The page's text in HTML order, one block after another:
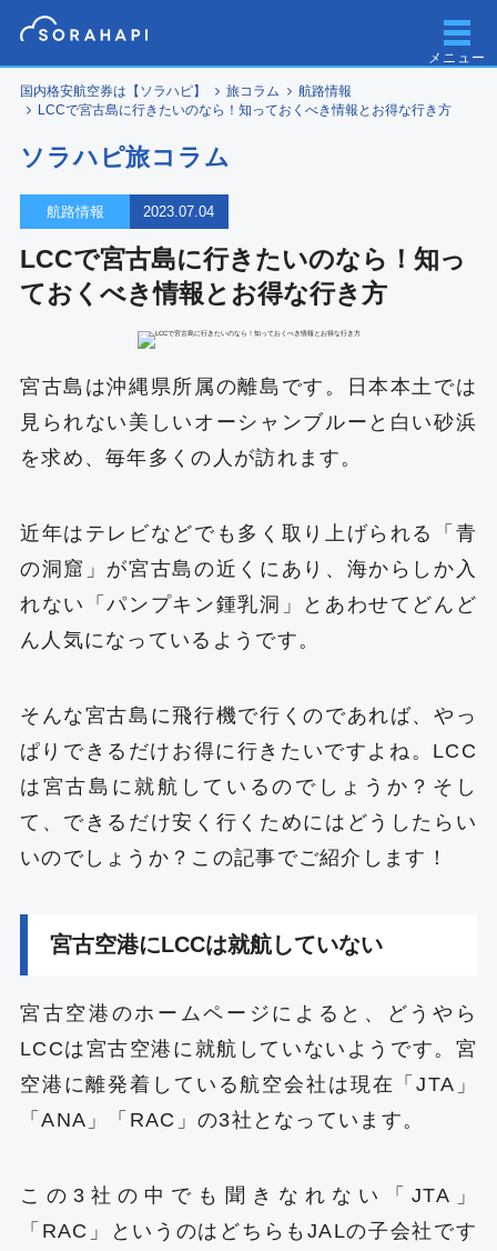
メニュー
国内格安航空券は【ソラハピ】 旅コラム
航路情報
LCCで宮古島に行きたいのなら！知っておくべき情報とお得な行き方
ソラハピ旅コラム
航路情報 2023.07.04
LCCで宮古島に行きたいのなら！知っ
ておくべき情報とお得な行き方
宮古島は沖縄県所属の離島です。日本本土では
見られない美しいオーシャンブルーと白い砂浜
を求め、毎年多くの人が訪れます。
近年はテレビなどでも多く取り上げられる「青
の洞窟」が宮古島の近くにあり、海からしか入
れない「パンプキン鍾乳洞」とあわせてどんど
ん人気になっているようです。
そんな宮古島に飛行機で行くのであれば、やっ
ぱりできるだけお得に行きたいですよね。LCC
は宮古島に就航しているのでしょうか？そし
て、できるだけ安く行くためにはどうしたらい
いのでしょうか？この記事でご紹介します！
宮古空港にLCCは就航していない
宮古空港のホームページによると、どうやら
LCCは宮古空港に就航していないようです。宮
空港に離発着している航空会社は現在「JTA」
「ANA」「RAC」の3社となっています。
この3社の中でも聞きなれない「JTA」
「RAC」というのはどちらもJALの子会社です